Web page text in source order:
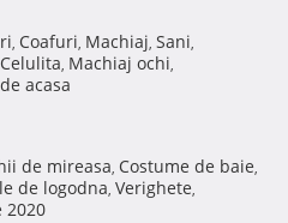
, Coafuri, Machiaj, Sani,
Celulita, Machiaj ochi,
acasa
de mireasa, Costume de baie,
de logodna, Verighete,
2020